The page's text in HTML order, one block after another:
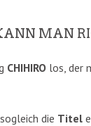
MAN
CHIHIRO los, der
sogleich die Titel